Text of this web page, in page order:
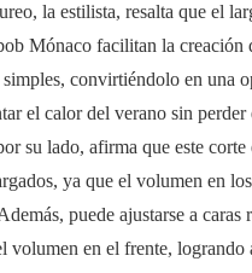
la estilista, resalta que el
Mónaco facilitan la creación
convirtiéndolo en una
el calor del verano sin perder
su lado, afirma que este corte
ya que el volumen en
puede ajustarse a caras
volumen en el frente, logrando